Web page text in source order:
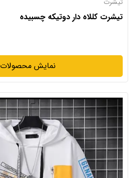
تیشرت کللاه دار دوتیکه چسبیده
نمایش محصولات